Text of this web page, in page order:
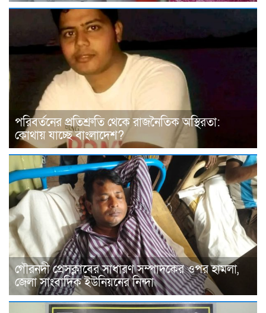
পরিবর্তনের প্রতিশ্রুতি থেকে রাজনৈতিক অস্থিরতা:
কোথায় যাচ্ছে বাংলাদেশ?
গৌরনদী প্রেসক্লাবের সাধারণ সম্পাদকের ওপর হামলা,
জেলা সাংবাদিক ইউনিয়নের নিন্দা